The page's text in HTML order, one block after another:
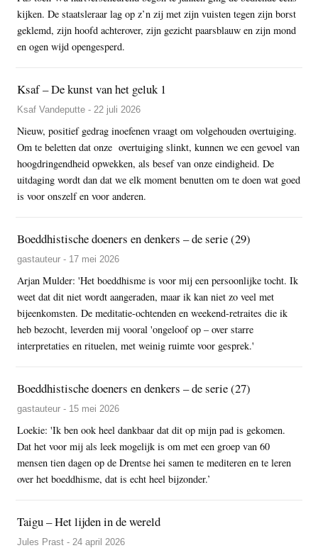
kijken. De staatsleraar lag op z’n zij met zijn vuisten tegen zijn borst
geklemd, zijn hoofd achterover, zijn gezicht paarsblauw en zijn mond
en ogen wijd opengesperd.
Ksaf – De kunst van het geluk 1
Ksaf Vandeputte - 22 juli 2026
Nieuw, positief gedrag inoefenen vraagt om volgehouden overtuiging.
Om te beletten dat onze overtuiging slinkt, kunnen we een gevoel van
hoogdringendheid opwekken, als besef van onze eindigheid. De
uitdaging wordt dan dat we elk moment benutten om te doen wat goed
is voor onszelf en voor anderen.
Boeddhistische doeners en denkers – de serie (29)
gastauteur - 17 mei 2026
Arjan Mulder: 'Het boeddhisme is voor mij een persoonlijke tocht. Ik
weet dat dit niet wordt aangeraden, maar ik kan niet zo veel met
bijeenkomsten. De meditatie-ochtenden en weekend-retraites die ik
heb bezocht, leverden mij vooral 'ongeloof op – over starre
interpretaties en rituelen, met weinig ruimte voor gesprek.'
Boeddhistische doeners en denkers – de serie (27)
gastauteur - 15 mei 2026
Loekie: 'Ik ben ook heel dankbaar dat dit op mijn pad is gekomen.
Dat het voor mij als leek mogelijk is om met een groep van 60
mensen tien dagen op de Drentse hei samen te mediteren en te leren
over het boeddhisme, dat is echt heel bijzonder.’
Taigu – Het lijden in de wereld
Jules Prast - 24 april 2026